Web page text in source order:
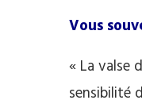
Vous
« La valse
sensibilité